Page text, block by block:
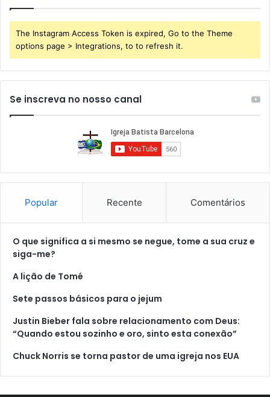
The Instagram Access Token is expired, Go to the Theme
options page > Integrations, to to refresh it.
Se inscreva no nosso canal
Popular Recente Comentários
O que significa a si mesmo se negue, tome a sua cruz e
siga-me?
A lição de Tomé
Sete passos básicos para o jejum
Justin Bieber fala sobre relacionamento com Deus:
“Quando estou sozinho e oro, sinto esta conexão”
Chuck Norris se torna pastor de uma igreja nos EUA